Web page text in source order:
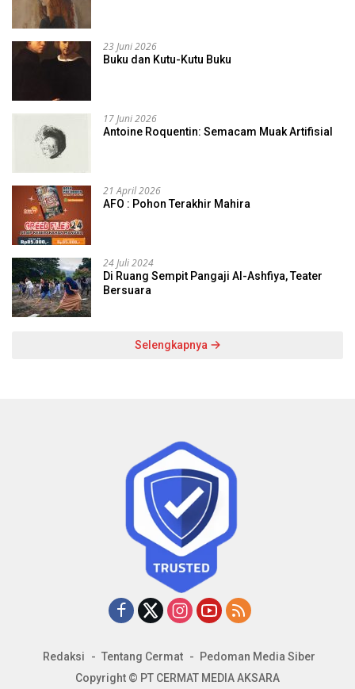
23 Juni 2026
Buku dan Kutu-Kutu Buku
17 Juni 2026
Antoine Roquentin: Semacam Muak Artifisial
21 April 2026
AFO : Pohon Terakhir Mahira
24 Juli 2024
Di Ruang Sempit Pangaji Al-Ashfiya, Teater
Bersuara
Selengkapnya
Redaksi Tentang Cermat
Pedoman Media Siber
Copyright © PT CERMAT MEDIA AKSARA